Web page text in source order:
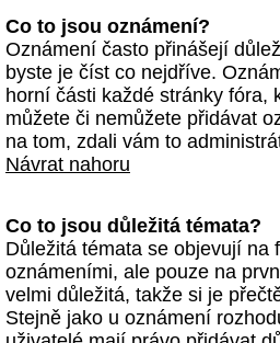
Co to jsou oznámení?
Oznámení často přinášejí
byste je číst co nejdříve.
horní části každé stránky fóra,
můžete či nemůžete přidávat
na tom, zdali vám to
Návrat nahoru
Co to jsou důležitá témata?
Důležitá témata se objevují na
oznámeními, ale pouze na
velmi důležitá, takže si je
Stejně jako u oznámení